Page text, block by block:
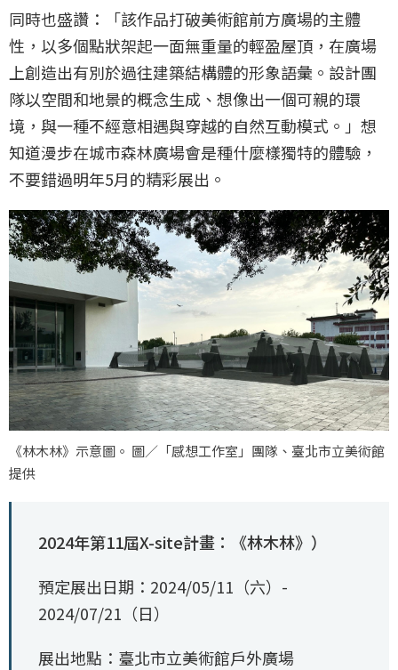
同時也盛讚：「該作品打破美術館前方廣場的主體
性，以多個點狀架起一面無重量的輕盈屋頂，在廣場
上創造出有別於過往建築結構體的形象語彙。設計團
隊以空間和地景的概念生成、想像出一個可親的環
境，與一種不經意相遇與穿越的自然互動模式。」想
知道漫步在城市森林廣場會是種什麼樣獨特的體驗，
不要錯過明年5月的精彩展出。
《林木林》示意圖。 圖／「感想工作室」團隊、臺北市立美術館
提供
2024年第11屆X-site計畫：《林木林》）
預定展出日期：2024/05/11（六）-
2024/07/21（日）
展出地點：臺北市立美術館戶外廣場